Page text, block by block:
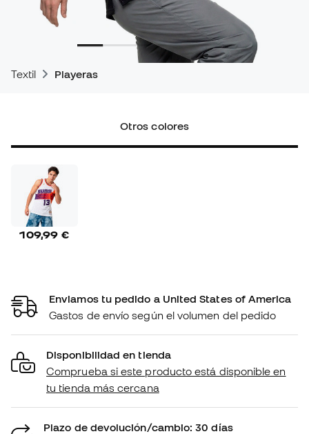
Textil Playeras
Otros colores
109,99 €
Enviamos tu pedido a United States of America
Gastos de envío según el volumen del pedido
Disponibilidad en tienda
Comprueba si este producto está disponible en
tu tienda más cercana
Plazo de devolución/cambio: 30 días